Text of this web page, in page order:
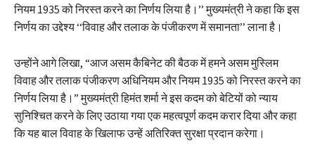
नियम 1935 को निरस्त करने का निर्णय लिया है।’’ मुख्यमंत्री ने कहा कि इस
निर्णय का उद्देश्य ‘‘विवाह और तलाक के पंजीकरण में समानता’’ लाना है।
उन्होंने आगे लिखा, “आज असम कैबिनेट की बैठक में हमने असम मुस्लिम
विवाह और तलाक पंजीकरण अधिनियम और नियम 1935 को निरस्त करने का
निर्णय लिया है।” मुख्यमंत्री हिमंत शर्मा ने इस कदम को बेटियों को न्याय
सुनिश्चित करने के लिए उठाया गया एक महत्वपूर्ण कदम करार दिया और कहा
कि यह बाल विवाह के खिलाफ उन्हें अतिरिक्त सुरक्षा प्रदान करेगा।